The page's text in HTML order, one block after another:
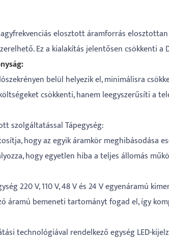
elosztott áramforrás
Ez a kialakítás jelentősen csökkenti a
belül helyezik el, minimálisra
csökkenti, hanem leegyszerűsíti a
szolgáltatással Tápegység:
hogy az egyik áramkör meghibásodása
hogy egyetlen hiba a teljes állomás
220 V, 110 V, 48 V és 24 V egyenáramú
áramú bemeneti tartományt fogad el, így
technológiával rendelkező egység LED-